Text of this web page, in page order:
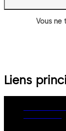
Vous ne
Liens